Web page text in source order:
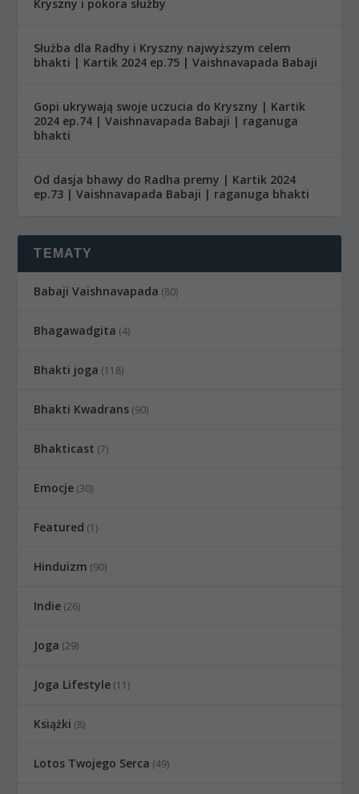
Kryszny i pokora służby
Służba dla Radhy i Kryszny najwyższym celem
bhakti | Kartik 2024 ep.75 | Vaishnavapada Babaji
Gopi ukrywają swoje uczucia do Kryszny | Kartik
2024 ep.74 | Vaishnavapada Babaji | raganuga
bhakti
Od dasja bhawy do Radha premy | Kartik 2024
ep.73 | Vaishnavapada Babaji | raganuga bhakti
TEMATY
Babaji Vaishnavapada (80)
Bhagawadgita (4)
Bhakti joga (118)
Bhakti Kwadrans (90)
Bhakticast (7)
Emocje (30)
Featured (1)
Hinduizm (90)
Indie (26)
Joga (29)
Joga Lifestyle (11)
Książki (8)
Lotos Twojego Serca (49)